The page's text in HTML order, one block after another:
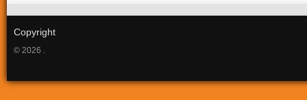
Copyright
© 2026 .